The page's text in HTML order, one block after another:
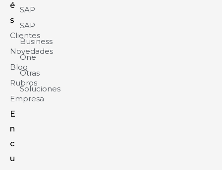
é
s
Clientes
Novedades
Blog
Rubros
Empresa
E
n
c
u
SAP
SAP
Business
One
Otras
Soluciones